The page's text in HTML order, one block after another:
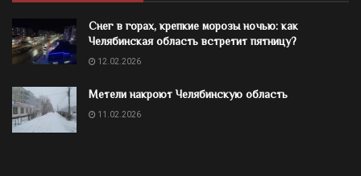
Снег в горах, крепкие морозы ночью: как
Челябинская область встретит пятницу?
12.02.2026
Метели накроют Челябинскую область
11.02.2026